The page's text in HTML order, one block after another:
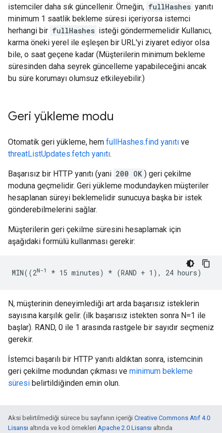
istemciler daha sık güncellenir. Örneğin, fullHashes yanıtı
minimum 1 saatlik bekleme süresi içeriyorsa istemci
herhangi bir fullHashes isteği göndermemelidir Kullanıcı,
karma öneki yerel ile eşleşen bir URL'yi ziyaret ediyor olsa
bile, o saat geçene kadar (Müşterilerin minimum bekleme
süresinden daha seyrek güncelleme yapabileceğini ancak
bu süre korumayı olumsuz etkileyebilir.)
Geri yükleme modu
Otomatik geri yükleme, hem fullHashes.find yanıtı ve
threatListUpdates.fetch yanıtı.
Başarısız bir HTTP yanıtı (yani 200 OK ) geri çekilme
moduna geçmelidir. Geri yükleme modundayken müşteriler
hesaplanan süreyi beklemelidir sunucuya başka bir istek
gönderebilmelerini sağlar.
Müşterilerin geri çekilme süresini hesaplamak için
aşağıdaki formülü kullanması gerekir:
MIN((2N-1 * 15 minutes) * (RAND + 1), 24 hours)
N, müşterinin deneyimlediği art arda başarısız isteklerin
sayısına karşılık gelir. (ilk başarısız istekten sonra N=1 ile
başlar). RAND, 0 ile 1 arasında rastgele bir sayıdır seçmeniz
gerekir.
İstemci başarılı bir HTTP yanıtı aldıktan sonra, istemcinin
geri çekilme modundan çıkması ve minimum bekleme
süresi belirtildiğinden emin olun.
Aksi belirtilmediği sürece bu sayfanın içeriği Creative Commons Atıf 4.0
Lisansı altında ve kod örnekleri Apache 2.0 Lisansı altında